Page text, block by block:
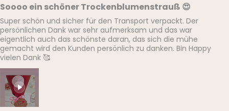
Soooo ein schöner Trockenblumenstrauß 😍
Super schön und sicher für den Transport verpackt. Der
persönlichen Dank war sehr aufmerksam und das war
eigentlich auch das schönste daran, das sich die mühe
gemacht wird den Kunden persönlich zu danken. Bin Happy
vielen Dank 🥰